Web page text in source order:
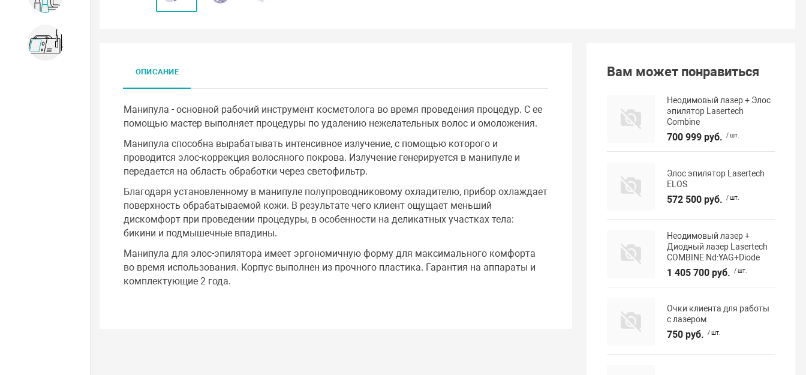
ОПИСАНИЕ
Манипула - основной рабочий инструмент косметолога во время проведения процедур. С ее
помощью мастер выполняет процедуры по удалению нежелательных волос и омоложения.
Манипула способна вырабатывать интенсивное излучение, с помощью которого и
проводится элос-коррекция волосяного покрова. Излучение генерируется в манипуле и
передается на область обработки через светофильтр.
Благодаря установленному в манипуле полупроводниковому охладителю, прибор охлаждает
поверхность обрабатываемой кожи. В результате чего клиент ощущает меньший
дискомфорт при проведении процедуры, в особенности на деликатных участках тела:
бикини и подмышечные впадины.
Манипула для элос-эпилятора имеет эргономичную форму для максимального комфорта
во время использования. Корпус выполнен из прочного пластика. Гарантия на аппараты и
комплектующие 2 года.
Вам может понравиться
Неодимовый лазер + Элос
эпилятор Lasertech
Сombine
700 999 руб. / шт.
Элос эпилятор Lasertech
ELOS
572 500 руб. / шт.
Неодимовый лазер +
Диодный лазер Lasertech
COMBINE Nd:YAG+Diode
1 405 700 руб. / шт.
Очки клиента для работы
с лазером
750 руб. / шт.